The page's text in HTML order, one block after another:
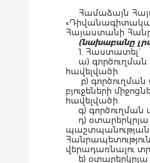
Համաձայն
Հայաստանի
(նախաբանը
1. Հաստատել`
ա)
հավելվածի.
բ)
բյուջեների
հավելվածի.
գ) գործուղման
դ)
պաշտպանության
վերադառնալու
ե)